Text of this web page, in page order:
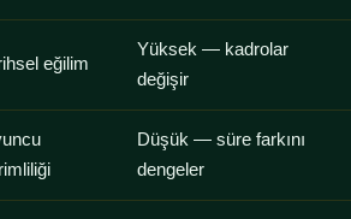
eğilim
Yüksek — kadrolar
değişir
Düşük — süre farkını
dengeler